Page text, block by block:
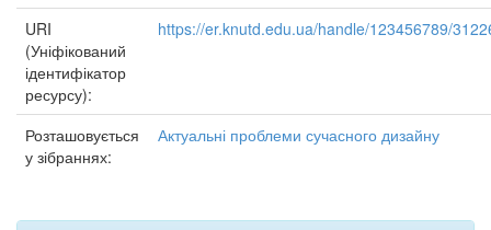
URI
(Уніфікований
ідентифікатор
ресурсу):
https://er.knutd.edu.ua/handle/123456789/
Розташовується
у зібраннях:
Актуальні проблеми сучасного дизайну